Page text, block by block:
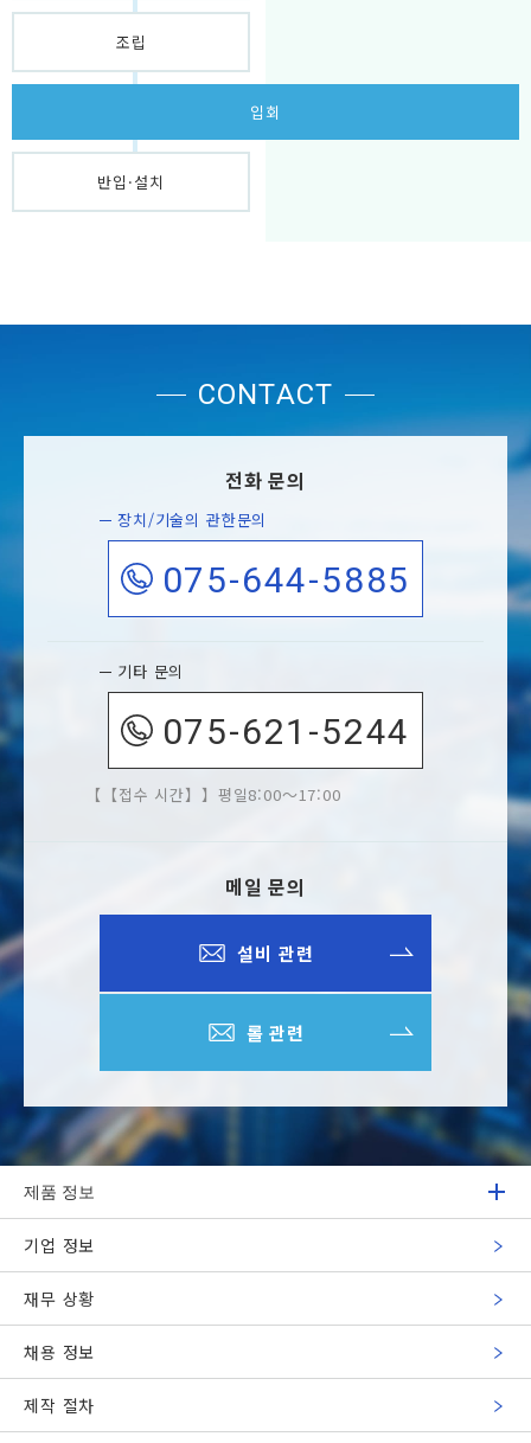
조립
입회
반입·설치
CONTACT
전화 문의
장치/기술의 관한문의
075-644-5885
기타 문의
075-621-5244
【접수 시간】 평일8:00～17:00
메일 문의
설비 관련
롤 관련
제품 정보
기업 정보
재무 상황
채용 정보
제작 절차